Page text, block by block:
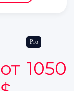
Pro
от 1050